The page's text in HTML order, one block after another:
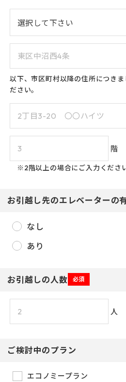
以下、市区町村以降の住所につき
ださい。
階
※2階以上の場合にご入力くださ
お引越し先のエレベーターの
なし
あり
お引越しの人数 必須
人
ご検討中のプラン
エコノミープラン
16 17 18 19
23
24 25 26
30
31